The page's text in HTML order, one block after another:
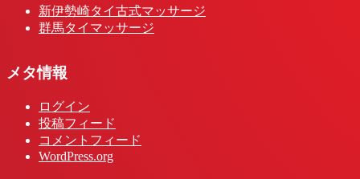
新伊勢崎タイ古式マッサージ
群馬タイマッサージ
メタ情報
ログイン
投稿フィード
コメントフィード
WordPress.org